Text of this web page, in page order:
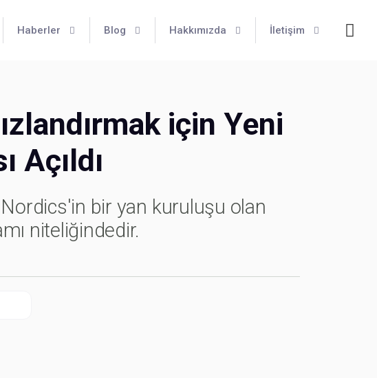
Haberler Blog Hakkımızda İletişim
için Yeni
Açıldı
Nordics'in bir yan kuruluşu olan
niteliğindedir.